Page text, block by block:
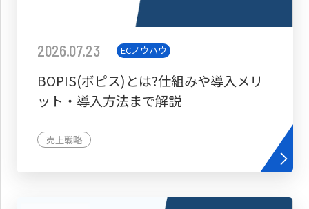
2026.07.23 ECノウハウ
BOPIS(ボピス)とは?仕組みや導入メリ
ット・導入方法まで解説
売上戦略